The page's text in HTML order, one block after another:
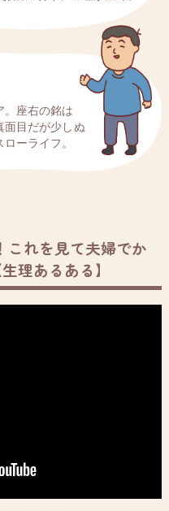
。座右の銘は
面目だが少しぬ
ーライフ。
これを見て夫婦でか
理あるある】